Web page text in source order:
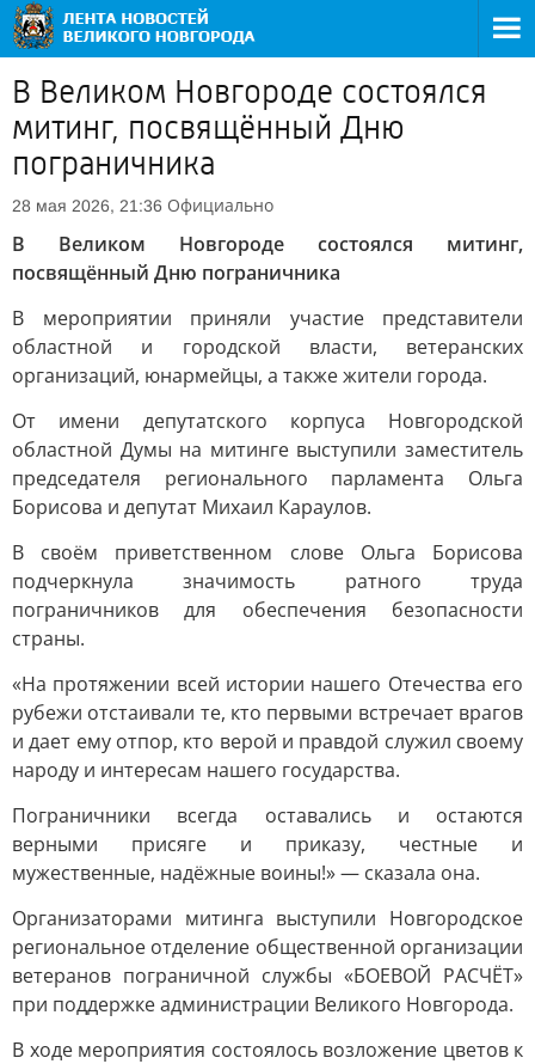
В Великом Новгороде состоялся
митинг, посвящённый Дню
пограничника
28 мая 2026, 21:36 Официально
В Великом Новгороде состоялся митинг,
посвящённый Дню пограничника
В мероприятии приняли участие представители
областной и городской власти, ветеранских
организаций, юнармейцы, а также жители города.
От имени депутатского корпуса Новгородской
областной Думы на митинге выступили заместитель
председателя регионального парламента Ольга
Борисова и депутат Михаил Караулов.
В своём приветственном слове Ольга Борисова
подчеркнула значимость ратного труда
пограничников для обеспечения безопасности
страны.
«На протяжении всей истории нашего Отечества его
рубежи отстаивали те, кто первыми встречает врагов
и дает ему отпор, кто верой и правдой служил своему
народу и интересам нашего государства.
Пограничники всегда оставались и остаются
верными присяге и приказу, честные и
мужественные, надёжные воины!» — сказала она.
Организаторами митинга выступили Новгородское
региональное отделение общественной организации
ветеранов пограничной службы «БОЕВОЙ РАСЧЁТ»
при поддержке администрации Великого Новгорода.
В ходе мероприятия состоялось возложение цветов к